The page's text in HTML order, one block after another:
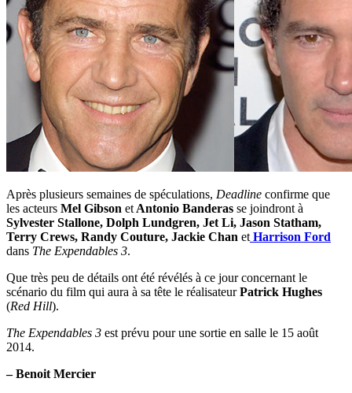
Après plusieurs semaines de spéculations, Deadline confirme que
les acteurs Mel Gibson et Antonio Banderas se joindront à
Sylvester Stallone, Dolph Lundgren, Jet Li, Jason Statham,
Terry Crews, Randy Couture, Jackie Chan et Harrison Ford
dans The Expendables 3.
Que très peu de détails ont été révélés à ce jour concernant le
scénario du film qui aura à sa tête le réalisateurPatrick Hughes
(Red Hill).
The Expendables 3 est prévu pour une sortie en salle le 15 août
2014.
– Benoit Mercier